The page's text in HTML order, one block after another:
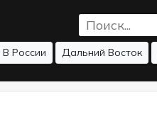
В России Дальний Восток